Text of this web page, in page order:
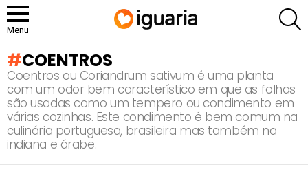
Menu
COENTROS
Coentros ou Coriandrum sativum é uma planta
com um odor bem característico em que as folhas
são usadas como um tempero ou condimento em
várias cozinhas. Este condimento é bem comum na
culinária portuguesa, brasileira mas também na
indiana e árabe.